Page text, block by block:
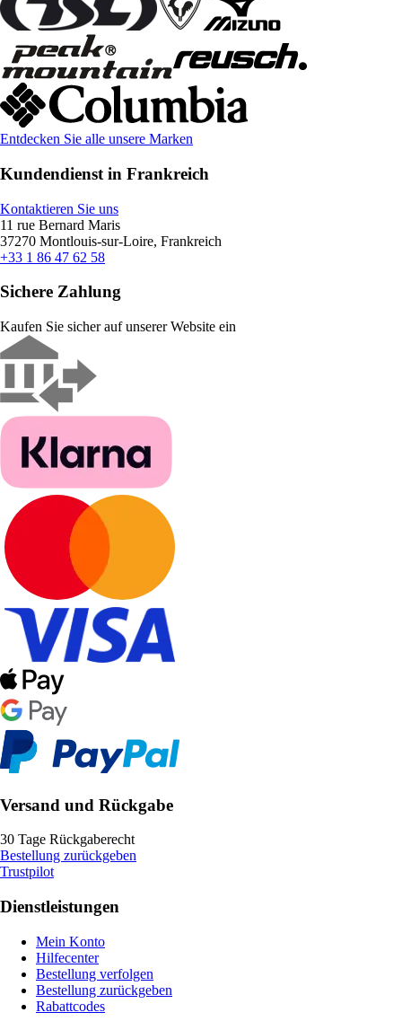
Entdecken Sie alle unsere Marken
Kundendienst in Frankreich
Kontaktieren Sie uns
11 rue Bernard Maris
37270 Montlouis-sur-Loire, Frankreich
+33 1 86 47 62 58
Sichere Zahlung
Kaufen Sie sicher auf unserer Website ein
Versand und Rückgabe
30 Tage Rückgaberecht
Bestellung zurückgeben
Trustpilot
Dienstleistungen
Mein Konto
Hilfecenter
Bestellung verfolgen
Bestellung zurückgeben
Rabattcodes